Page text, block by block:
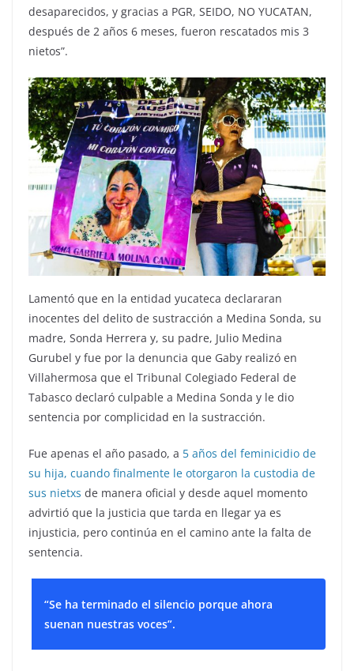
desaparecidos, y gracias a PGR, SEIDO, NO YUCATAN,
después de 2 años 6 meses, fueron rescatados mis 3
nietos”.
Lamentó que en la entidad yucateca declararan
inocentes del delito de sustracción a Medina Sonda, su
madre, Sonda Herrera y, su padre, Julio Medina
Gurubel y fue por la denuncia que Gaby realizó en
Villahermosa que el Tribunal Colegiado Federal de
Tabasco declaró culpable a Medina Sonda y le dio
sentencia por complicidad en la sustracción.
Fue apenas el año pasado, a 5 años del feminicidio de
su hija, cuando finalmente le otorgaron la custodia de
sus nietxs de manera oficial y desde aquel momento
advirtió que la justicia que tarda en llegar ya es
injusticia, pero continúa en el camino ante la falta de
sentencia.
“Se ha terminado el silencio porque ahora
suenan nuestras voces”.